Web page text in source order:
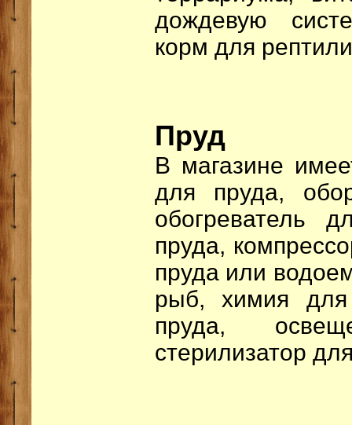
дождевую
корм для
Пруд
В магазине
для пруда,
обогреватель
пруда,
пруда или
рыб, химия
пруда,
стерилизатор